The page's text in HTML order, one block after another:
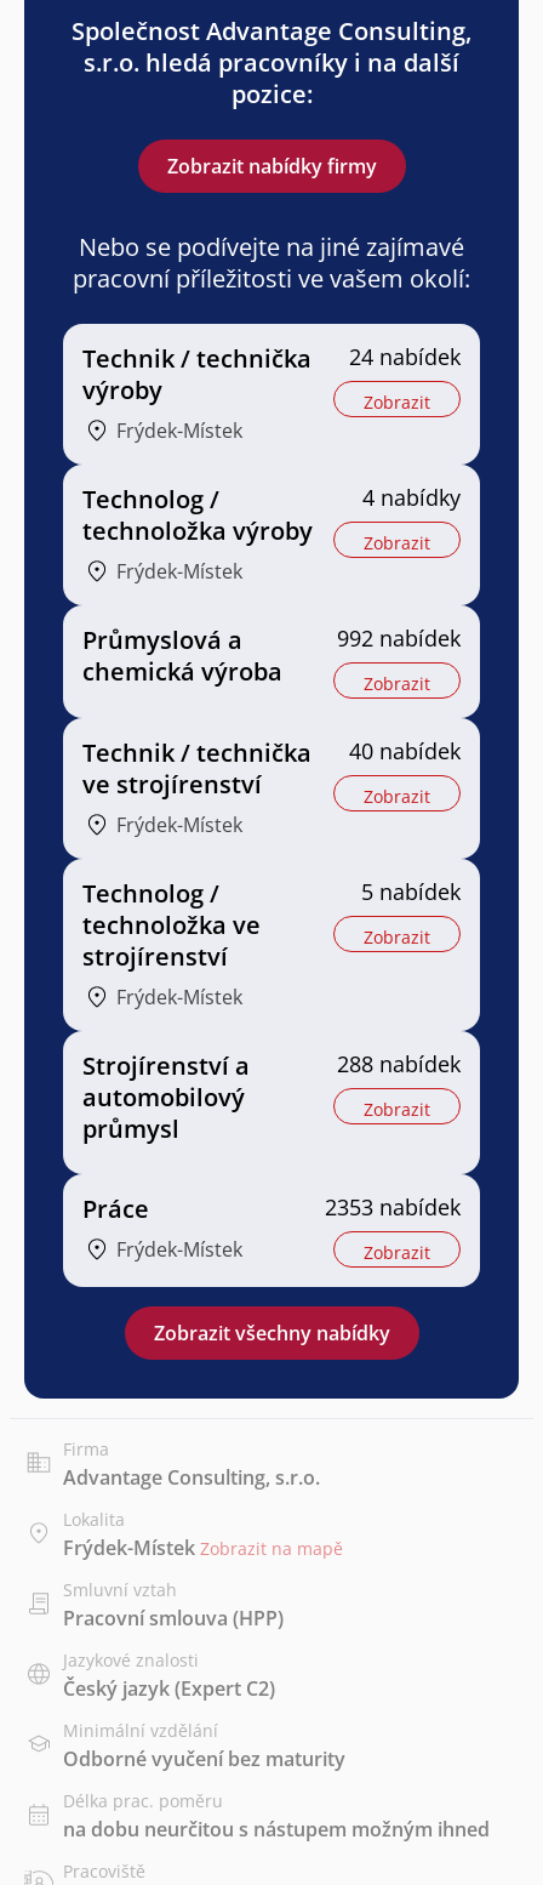
Společnost Advantage Consulting,
s.r.o. hledá pracovníky i na další
pozice:
Zobrazit nabídky firmy
Nebo se podívejte na jiné zajímavé
pracovní příležitosti ve vašem okolí:
Technik / technička
výroby
Frýdek-Místek
24 nabídek
Zobrazit
Technolog /
technoložka výroby
Frýdek-Místek
4 nabídky
Zobrazit
Průmyslová a
chemická výroba
992 nabídek
Zobrazit
Technik / technička
ve strojírenství
Frýdek-Místek
40 nabídek
Zobrazit
Technolog /
technoložka ve
strojírenství
Frýdek-Místek
5 nabídek
Zobrazit
Strojírenství a
automobilový
průmysl
288 nabídek
Zobrazit
Práce
Frýdek-Místek
2353 nabídek
Zobrazit
Zobrazit všechny nabídky
Firma
Advantage Consulting, s.r.o.
Lokalita
Frýdek-Místek Zobrazit na mapě
Smluvní vztah
Pracovní smlouva (HPP)
Jazykové znalosti
Český jazyk(Expert C2)
Minimální vzdělání
Odborné vyučení bez maturity
Délka prac. poměru
na dobu neurčitou s nástupem možným ihned
Pracoviště